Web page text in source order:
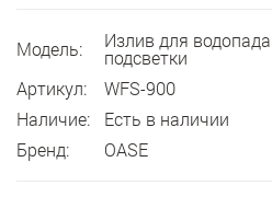
Модель: Излив для
подсветки
Артикул:
WFS-900
Наличие:
Есть в наличии
Бренд:
OASE